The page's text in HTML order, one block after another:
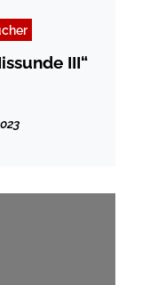
III“